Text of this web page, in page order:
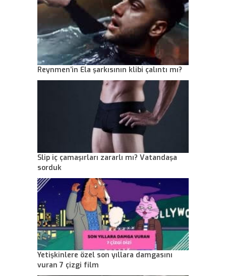
Reynmen’in Ela şarkısının klibi çalıntı mı?
Slip iç çamaşırları zararlı mı? Vatandaşa
sorduk
Yetişkinlere özel son yıllara damgasını
vuran 7 çizgi film